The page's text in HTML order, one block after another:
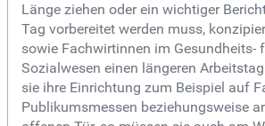
Länge ziehen oder ein wichtiger
Tag vorbereitet werden muss,
sowie Fachwirtinnen im Gesundheits-
Sozialwesen einen längeren
sie ihre Einrichtung zum Beispiel auf
Publikumsmessen beziehungsweise